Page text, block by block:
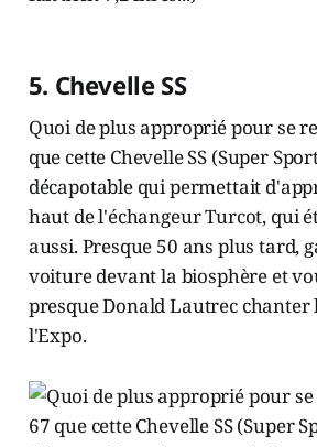
5. Chevelle SS
Quoi de plus approprié pour se
que cette Chevelle SS (Super
décapotable qui permettait
haut de l'échangeur Turcot, qui
aussi. Presque 50 ans plus tard,
voiture devant la biosphère et
presque Donald Lautrec chanter
l'Expo.